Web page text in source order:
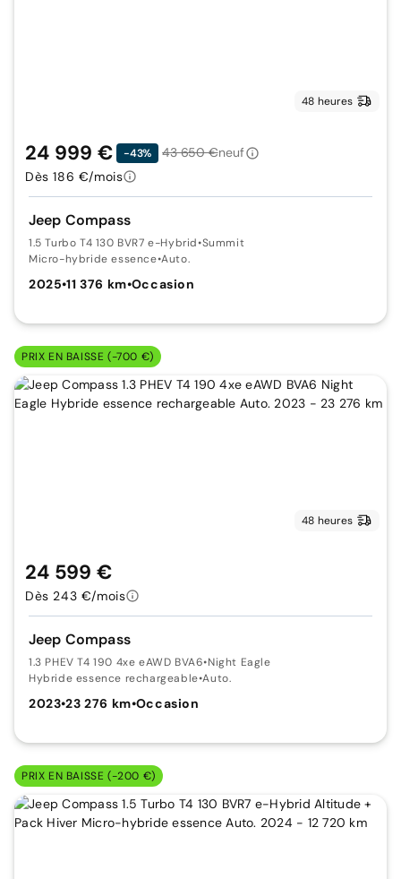
48 heures
Jeep Compass
1.5 Turbo T4 130 BVR7 e-Hybrid•Summit
Micro-hybride essence•Auto.
2025•11 376 km•Occasion
24 999 € -43% 43 650 €neuf
Dès 186 €/mois
PRIX EN BAISSE (-700 €)
48 heures
Jeep Compass
1.3 PHEV T4 190 4xe eAWD BVA6•Night Eagle
Hybride essence rechargeable•Auto.
2023•23 276 km•Occasion
24 599 €
Dès 243 €/mois
PRIX EN BAISSE (-200 €)